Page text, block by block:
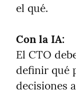
el qué.
Con la IA:
El CTO
definir qué
decisiones